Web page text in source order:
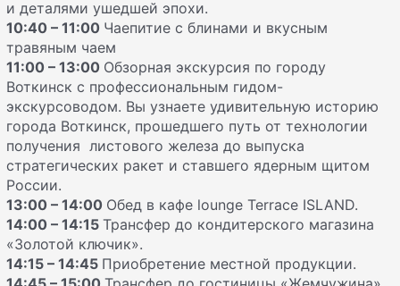
и деталями ушедшей эпохи.
10:40 – 11:00 Чаепитие с блинами и вкусным
травяным чаем
11:00 – 13:00 Обзорная экскурсия по городу
Воткинск с профессиональным гидом-
экскурсоводом. Вы узнаете удивительную историю
города Воткинск, прошедшего путь от технологии
получения листового железа до выпуска
стратегических ракет и ставшего ядерным щитом
России.
13:00 – 14:00 Обед в кафе lounge Terrace ISLAND.
14:00 – 14:15Трансфер до кондитерского магазина
«Золотой ключик».
14:15 – 14:45 Приобретение местной продукции.